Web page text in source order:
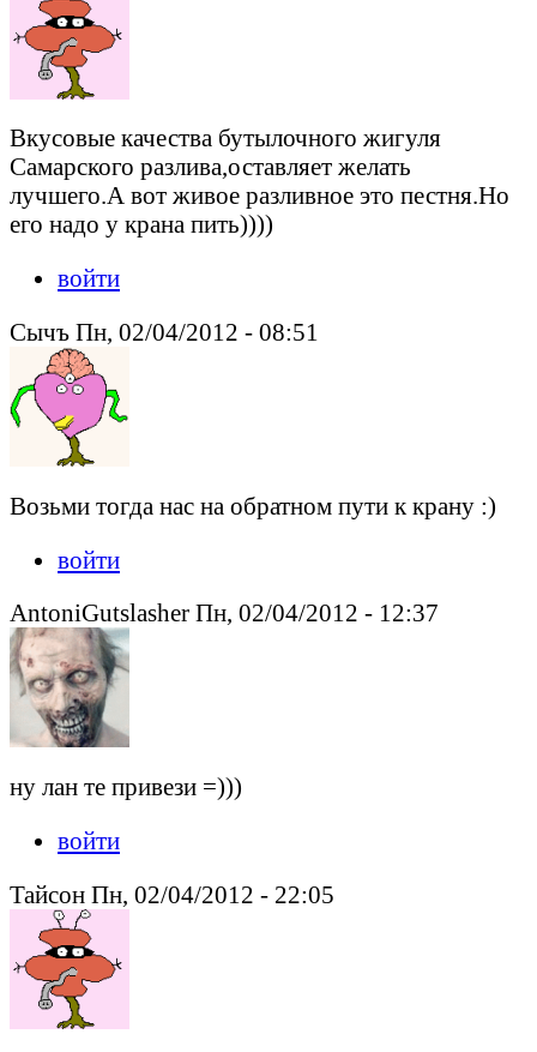
Вкусовые качества бутылочного жигуля
Самарского разлива,оставляет желать
лучшего.А вот живое разливное это пестня.Но
его надо у крана пить))))
войти
Сычъ Пн, 02/04/2012 - 08:51
Возьми тогда нас на обратном пути к крану :)
войти
AntoniGutslasher Пн, 02/04/2012 - 12:37
ну лан те привези =)))
войти
Тайсон Пн, 02/04/2012 - 22:05